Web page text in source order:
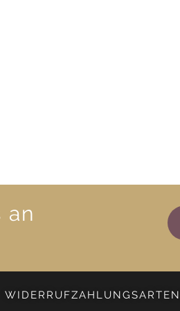
an
WIDERRUF ZAHLUNGSARTEN